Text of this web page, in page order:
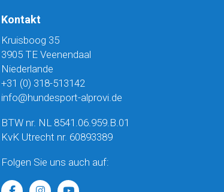
Kontakt
Kruisboog 35
3905 TE Veenendaal
Niederlande
+31 (0) 318-513142
info@hundesport-alprovi.de
BTW nr. NL 8541.06.959.B.01
KvK Utrecht nr. 60893389
Folgen Sie uns auch auf: